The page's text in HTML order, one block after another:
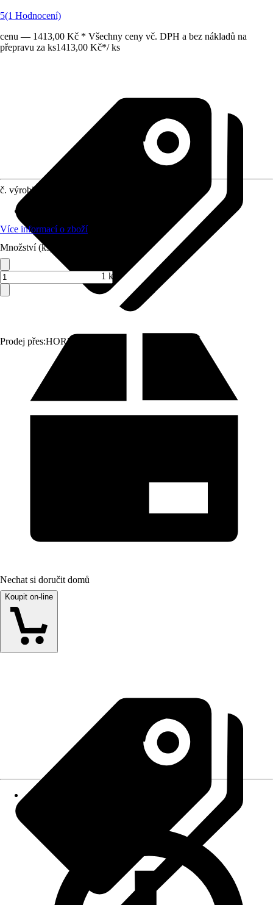
5(1 Hodnocení)
cenu — 1413,00 Kč * Všechny ceny vč. DPH a bez nákladů na
přepravu za ks1413,00 Kč*/ ks
Prodej přes:HORNBACH
č. výrobku
Více informací o zboží
Množství (ks)
1 ks
Nechat si doručit domů
Koupit on-line